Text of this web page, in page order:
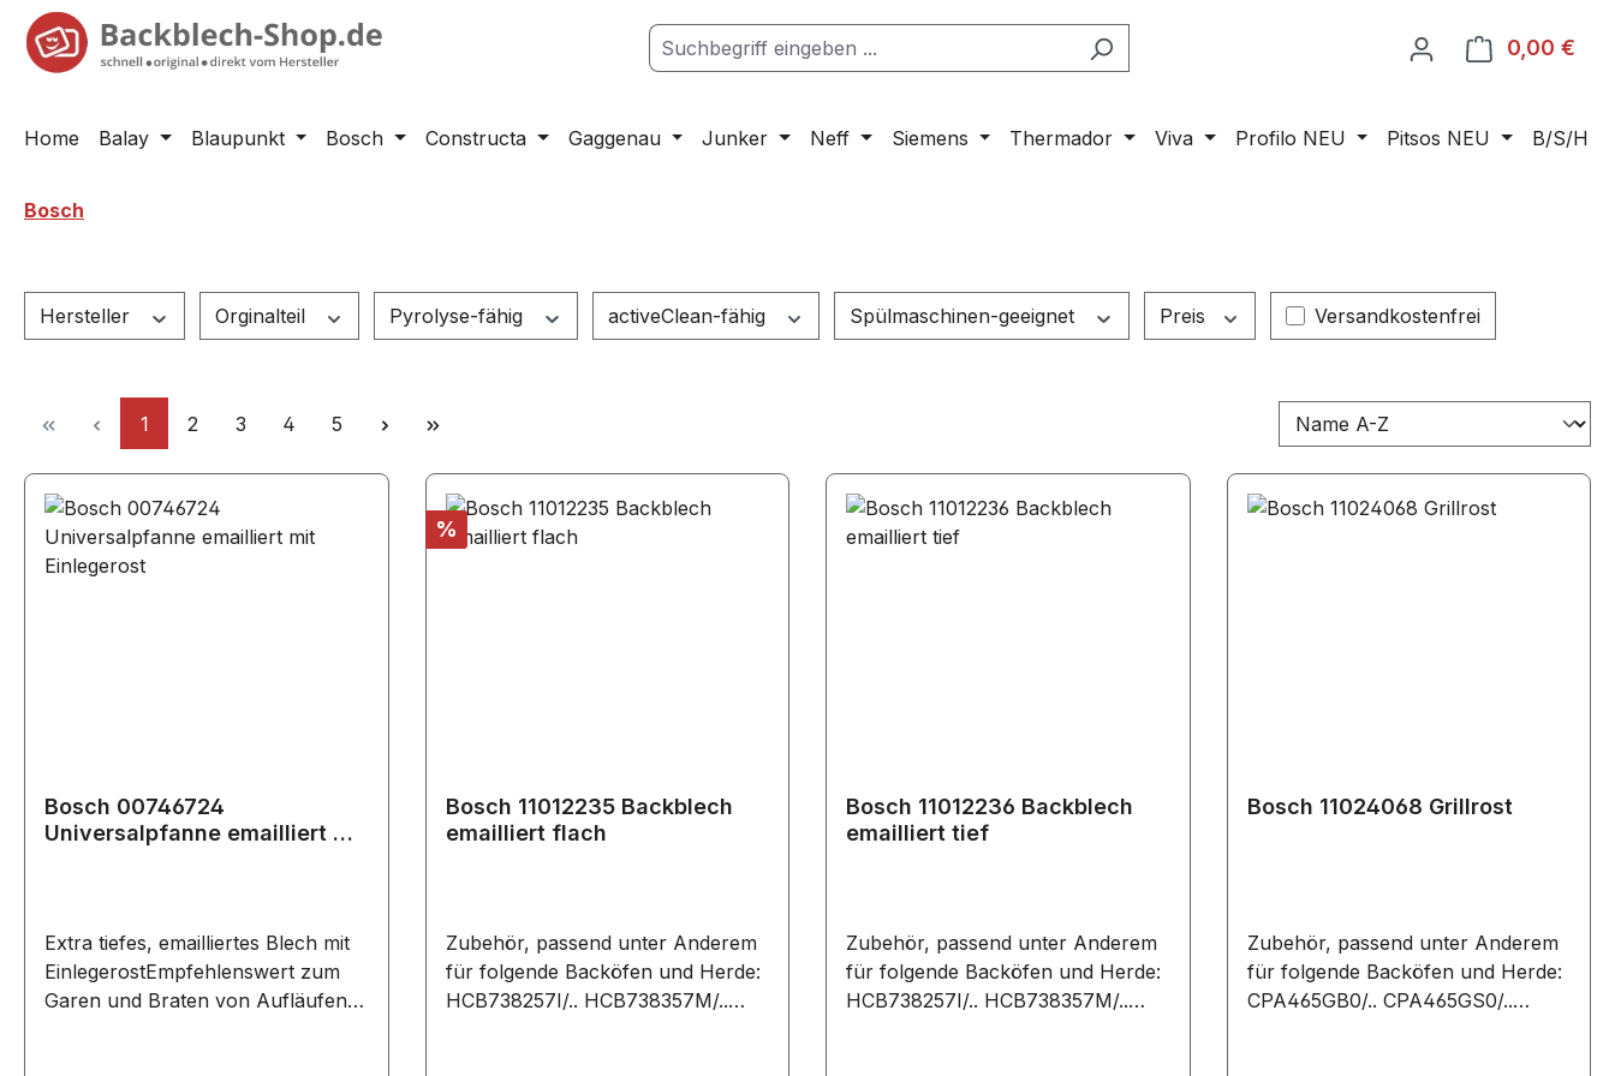
Zur Hauptnavigation springen
0,00 €
Home Balay Blaupunkt Bosch Constructa Gaggenau Junker Neff Siemens Thermador Viva Profilo NEU Pitsos NEU B/S/H
Bosch
Hersteller Orginalteil Pyrolyse-fähig activeClean-fähig Spülmaschinen-geeignet Preis Filter hinzufügen:
Versandkostenfrei
Seite
1 Seite
2 Seite
3 Seite
4 Seite
5
Bosch 00746724
Universalpfanne emailliert mit
Extra tiefes, emailliertes Blech mit
EinlegerostEmpfehlenswert zum
Garen und Braten von Aufläufen
Rabatt
%
Bosch 11012235 Backblech
emailliert flach
Zubehör, passend unter Anderem
für folgende Backöfen und Herde:
HCB738257I/.. HCB738357M/..
Bosch 11012236 Backblech
emailliert tief
Zubehör, passend unter Anderem
für folgende Backöfen und Herde:
HCB738257I/.. HCB738357M/..
Bosch 11024068 Grillrost
Zubehör, passend unter Anderem
für folgende Backöfen und Herde:
CPA465GB0/.. CPA465GS0/..